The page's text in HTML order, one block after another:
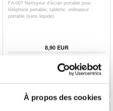
À propos des cookies
FA-007 Nettoyeur d'écran portable pour
téléphone portable, tablette, ordinateur
portable (sans liquide)
8,90EUR